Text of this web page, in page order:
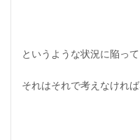
というような状況に陥っ
それはそれで考えなけれ